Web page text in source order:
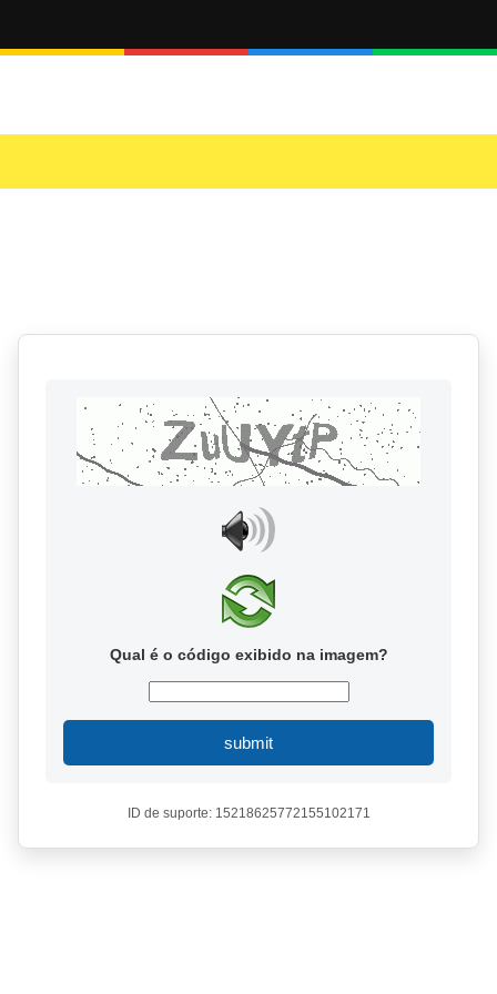
Qual é o código exibido na imagem?
submit
ID de suporte: 15218625772155102171